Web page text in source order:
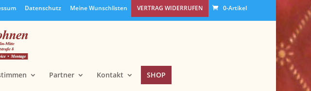
Datenschutz Meine Wunschlisten VERTRAG WIDERRUFEN 0-Artikel
Partner Kontakt SHOP